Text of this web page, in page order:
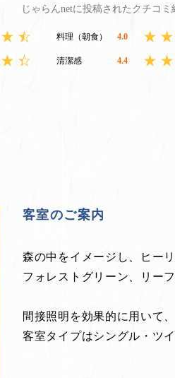
じゃらんnetに投稿されたクチコミ
料理（朝食） 4.0
清潔感 4.4
客室のご案内
森の中をイメージし、ヒー
フォレストグリーン、リー
間接照明を効果的に用いて
客室タイプはシングル・ツ